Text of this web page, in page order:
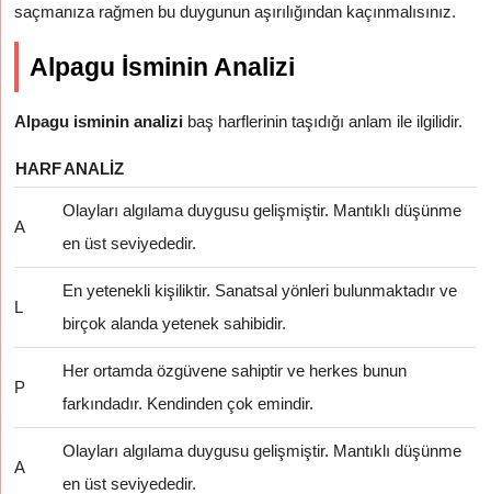
saçmanıza rağmen bu duygunun aşırılığından kaçınmalısınız.
Alpagu İsminin Analizi
Alpagu isminin analizi baş harflerinin taşıdığı anlam ile ilgilidir.
HARFANALIZ
A
Olayları algılama duygusu gelişmiştir. Mantıklı düşünme
en üst seviyededir.
L
En yetenekli kişiliktir. Sanatsal yönleri bulunmaktadır ve
birçok alanda yetenek sahibidir.
P
Her ortamda özgüvene sahiptir ve herkes bunun
farkındadır. Kendinden çok emindir.
A
Olayları algılama duygusu gelişmiştir. Mantıklı düşünme
en üst seviyededir.